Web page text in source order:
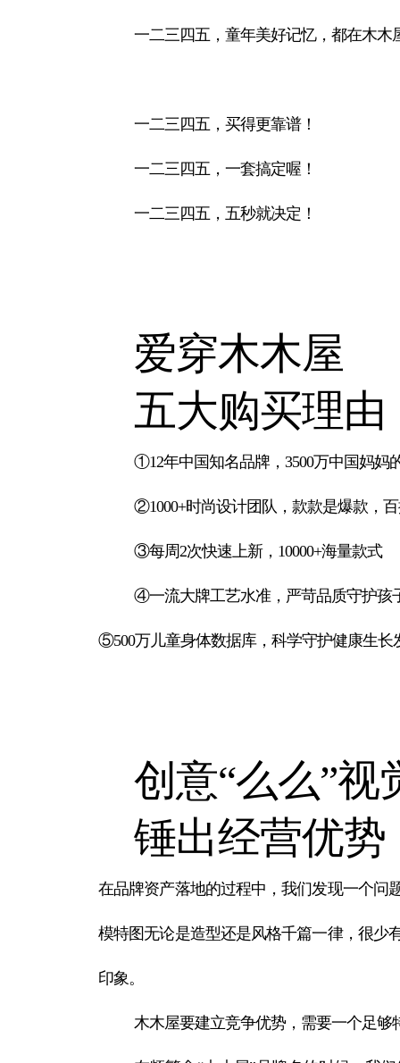
一二三四五，童年美好记忆，都在木木
一二三四五，买得更靠谱！
一二三四五，一套搞定喔！
一二三四五，五秒就决定！
爱穿木木屋
五大购买理由
①12年中国知名品牌，3500万中国妈妈
②1000+时尚设计团队，款款是爆款，
③每周2次快速上新，10000+海量款式
④一流大牌工艺水准，严苛品质守护孩
⑤500万儿童身体数据库，科学守护健康生长
创意“么么”视
锤出经营优势
在品牌资产落地的过程中，我们发现一个
模特图无论是造型还是风格千篇一律，很少
印象。
木木屋要建立竞争优势，需要一个足够